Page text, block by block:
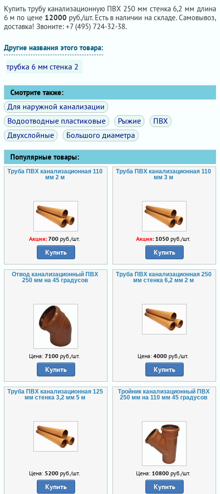
Купить трубу канализационную ПВХ 250 мм стенка 6,2 мм длина
6 м по цене 12000 руб./шт. Есть в наличии на складе. Самовывоз,
доставка! Звоните: +7 (495) 724-32-38.
Другие названия этого товара:
трубка 6 мм стенка 2
Смотрите также:
Для наружной канализации
Водоотводные пластиковые
Рыжие
ПВХ
Двухслойные
Большого диаметра
Популярные товары:
Труба ПВХ канализационная 110
мм 2 м
Акция: 700 руб./шт.
Купить
Труба ПВХ канализационная 110
мм 3 м
Акция: 1050руб./шт.
Купить
Отвод канализационный ПВХ
250 мм на 45 градусов
Цена: 7100 руб./шт.
Купить
Труба ПВХ канализационная 250
мм стенка 6,2 мм 2 м
Цена: 4000 руб./шт.
Купить
Труба ПВХ канализационная 125
мм стенка 3,2 мм 5 м
Цена: 5200 руб./шт.
Купить
Тройник канализационный ПВХ
250 мм на 110 мм 45 градусов
Цена: 10800руб./шт.
Купить